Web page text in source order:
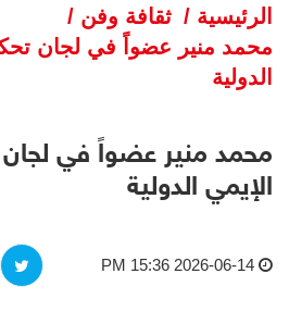
الرئيسية / ثقافة وفن /
محمد منير عضواً في لجان
الدولية
محمد منير عضواً في لجان
الإيمي الدولية
2026-06-14 15:36 PM